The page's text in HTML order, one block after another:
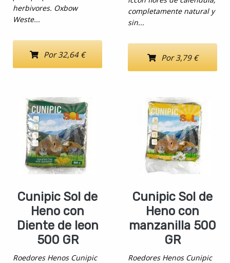
herbivores. Oxbow
Weste...
Por 32,64 €
completamente natural y
sin...
Por 3,79 €
Cunipic Sol de
Heno con
Diente de leon
500 GR
Roedores Henos Cunipic
Cunipic Sol de
Heno con
manzanilla 500
GR
Roedores Henos Cunipic